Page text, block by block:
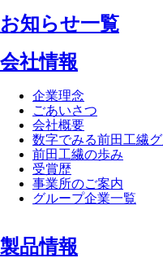
お知らせ一覧
会社情報
企業理念
ごあいさつ
会社概要
数字でみる前田工繊
前田工繊の歩み
受賞歴
事業所のご案内
グループ企業一覧
製品情報